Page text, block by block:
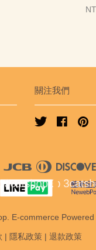
關注我們
Twitter
Master JCB
Diners
Club
E-commerce Powered
隱私政策 退款政策